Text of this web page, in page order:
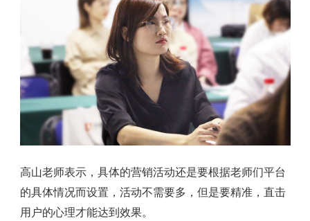
高山老师表示，具体的营销活动还是要根据老师们平台
的具体情况而设置，活动不需要多，但是要精准，直击
用户的心理才能达到效果。